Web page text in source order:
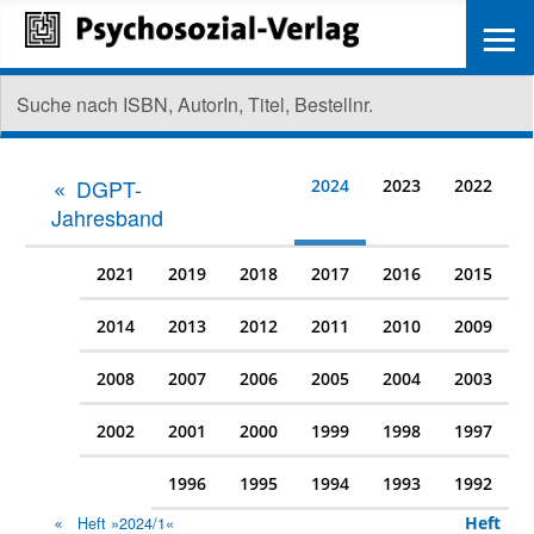
DGPT-
Jahresband
2024 2023 2022
2021 2019 2018 2017 2016 2015
2014 2013 2012 2011 2010 2009
2008 2007 2006 2005 2004 2003
2002 2001 2000 1999 1998 1997
1996 1995 1994 1993 1992
Heft »2024/1« Heft
≡